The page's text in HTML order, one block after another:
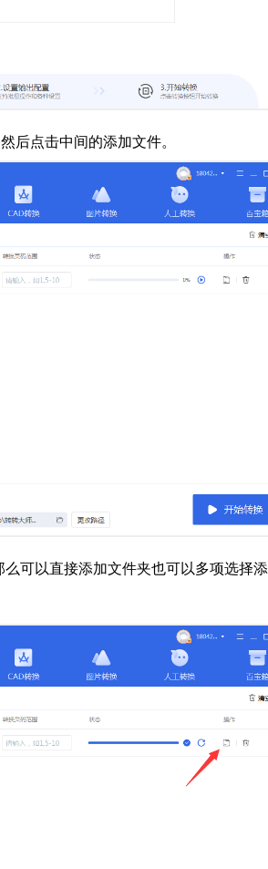
后点击中间的添加文件。
可以直接添加文件夹也可以多项选择添